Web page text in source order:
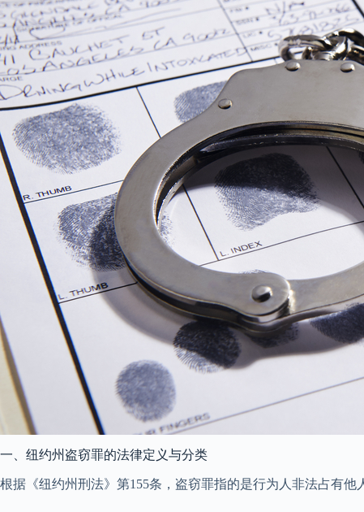
一、纽约州盗窃罪的法律定义与分类
根据《纽约州刑法》第155条，盗窃罪指的是行为人非法占有